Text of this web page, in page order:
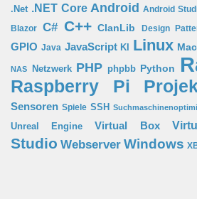
.Net .NET Core Android Android
Blazor C# C++ ClanLib Design
GPIO Java JavaScript KI Linux
NAS Netzwerk PHP phpbb Python
Raspberry Pi
Sensoren Spiele SSH
Unreal Engine
Virtual Box
Studio Webserver Windows